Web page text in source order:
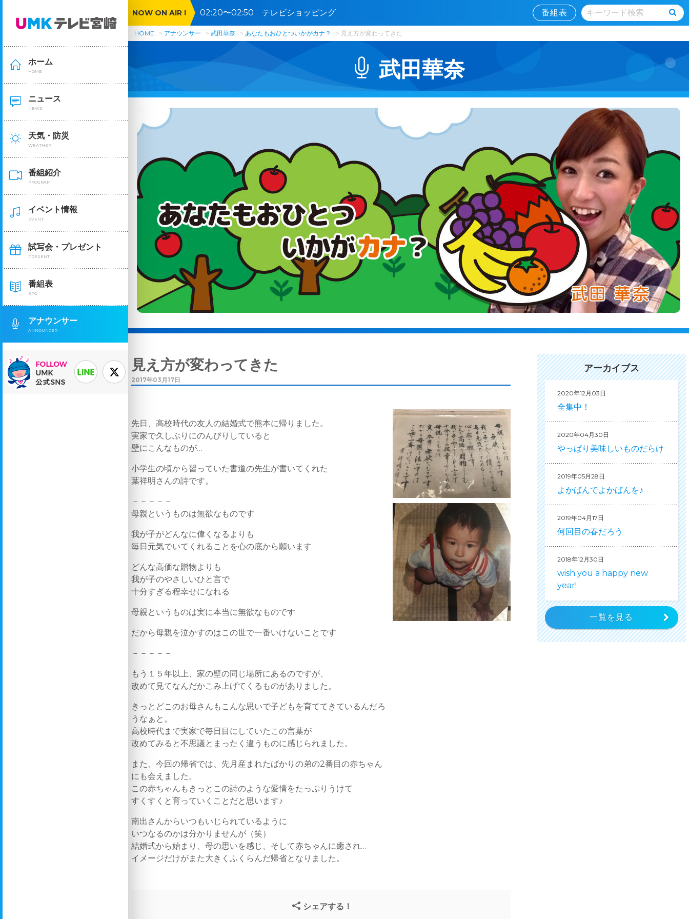
ホーム
HOME
ニュース
NEWS
天気・防災
WEATHER
番組紹介
PROGRAM
イベント情報
EVENT
試写会・プレゼント
PRESENT
番組表
EPG
アナウンサー
ANNOUNCER
NOW ON AIR ! 02:20〜02:50 テレビショッピング 番組表
HOME アナウンサー 武田華奈 あなたもおひとついかがカナ？ 見え方が変わってきた
武田華奈
見え方が変わってきた
2017年03月17日
先日、高校時代の友人の結婚式で熊本に帰りました。
実家で久しぶりにのんびりしていると
壁にこんなものが…
小学生の頃から習っていた書道の先生が書いてくれた
葉祥明さんの詩です。
－－－－－
母親というものは無欲なものです
我が子がどんなに偉くなるよりも
毎日元気でいてくれることを心の底から願います
どんな高価な贈物よりも
我が子のやさしいひと言で
十分すぎる程幸せになれる
母親というものは実に本当に無欲なものです
だから母親を泣かすのはこの世で一番いけないことです
－－－－－
もう１５年以上、家の壁の同じ場所にあるのですが、
改めて見てなんだかこみ上げてくるものがありました。
きっとどこのお母さんもこんな思いで子どもを育ててきているんだろ
うなぁと。
高校時代まで実家で毎日目にしていたこの言葉が
改めてみると不思議とまったく違うものに感じられました。
また、今回の帰省では、先月産まれたばかりの弟の2番目の赤ちゃん
にも会えました。
この赤ちゃんもきっとこの詩のような愛情をたっぷりうけて
すくすくと育っていくことだと思います♪
南出さんからいつもいじられているように
いつなるのかは分かりませんが（笑）
結婚式から始まり、母の思いを感じ、そして赤ちゃんに癒され…
イメージだけがまた大きくふくらんだ帰省となりました。
シェアする！
アーカイブス
2020年12月03日
全集中！
2020年04月30日
やっぱり美味しいものだらけ
2019年05月28日
よかばんでよかばんを♪
2019年04月17日
何回目の春だろう
2018年12月30日
wish you a happy new
year!
一覧を見る